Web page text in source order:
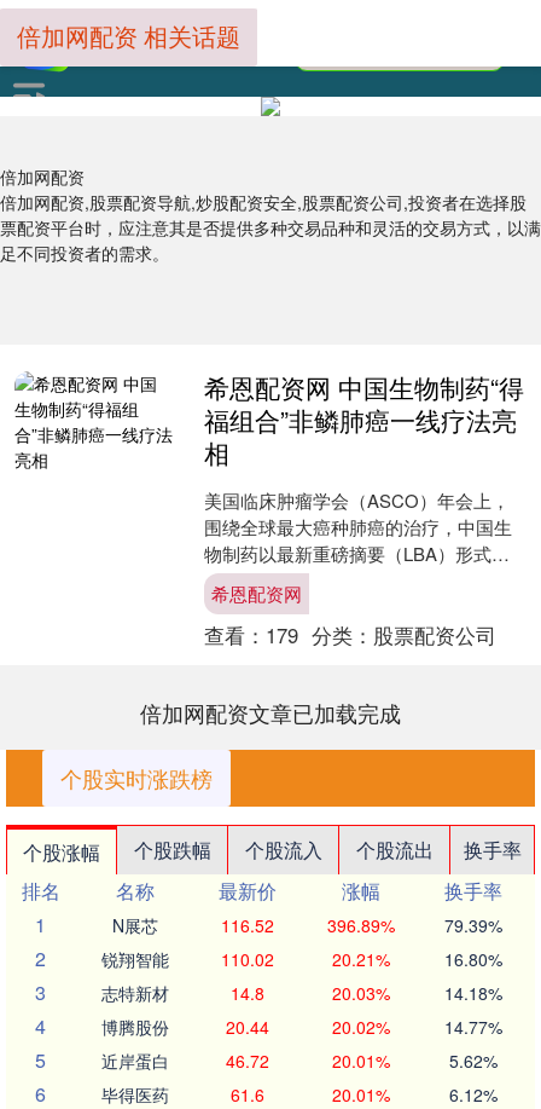
倍加网配资
倍加网配资,股票配资导航,炒股配资安全,股票配资公司,投资者在选择股
票配资平台时，应注意其是否提供多种交易品种和灵活的交易方式，以满
足不同投资者的需求。
倍加网配资 相关话题
希恩配资网 中国生物制药“得
福组合”非鳞肺癌一线疗法亮
相
美国临床肿瘤学会（ASCO）年会上，
围绕全球最大癌种肺癌的治疗，中国生
物制药以最新重磅摘要（LBA）形式，
公布了“得福组合”（贝莫苏拜单抗+安罗
替尼胶囊）一线治....
希恩配资网
查看： 179 分类： 股票配资公司
倍加网配资文章已加载完成
个股实时涨跌榜
个股涨幅 个股跌幅 个股流入 个股流出
换手率
排名
名称 最新价 涨幅
换手率
1
N展芯 116.52 396.89% 79.39%
2 锐翔智能 110.02 20.21% 16.80%
3 志特新材 14.8 20.03% 14.18%
4 博腾股份 20.44 20.02% 14.77%
5 近岸蛋白 46.72 20.01% 5.62%
6 毕得医药 61.6 20.01% 6.12%